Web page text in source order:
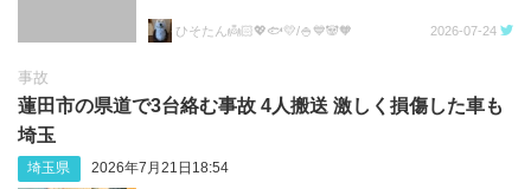
ひそたん👼🏻💖🐟️💛/🍚💙🐼🧡 2026-07-24
事故
蓮田市の県道で3台絡む事故 4人搬送 激しく損傷した車も
埼玉
埼玉県 2026年7月21日18:54